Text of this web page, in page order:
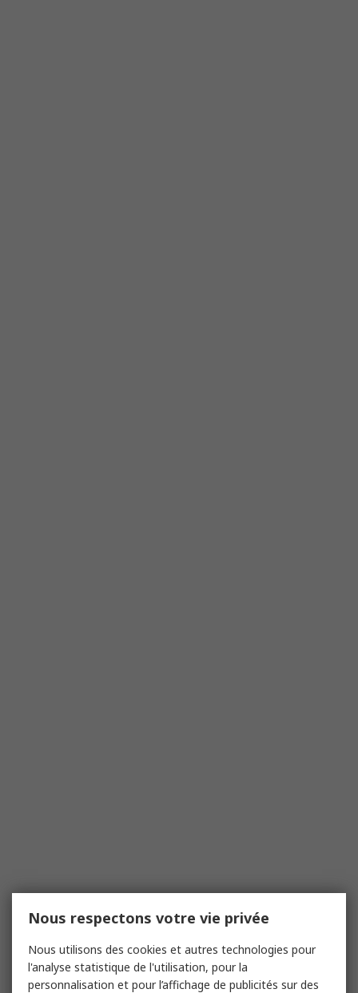
Nous respectons votre vie privée
Nous utilisons des cookies et autres technologies pour
l'analyse statistique de l'utilisation, pour la
personnalisation et pour l’affichage de publicités sur des